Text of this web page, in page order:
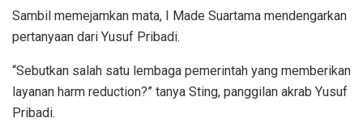
Sambil memejamkan mata, I Made Suartama mendengarkan
pertanyaan dari Yusuf Pribadi.
“Sebutkan salah satu lembaga pemerintah yang memberikan
layanan harm reduction?” tanya Sting, panggilan akrab Yusuf
Pribadi.